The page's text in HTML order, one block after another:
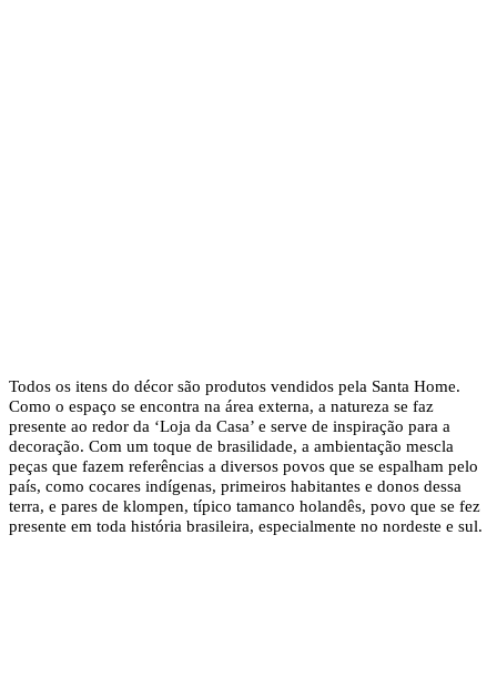
Todos os itens do décor são produtos vendidos pela Santa Home.
Como o espaço se encontra na área externa, a natureza se faz
presente ao redor da ‘Loja da Casa’ e serve de inspiração para a
decoração. Com um toque de brasilidade, a ambientação mescla
peças que fazem referências a diversos povos que se espalham pelo
país, como cocares indígenas, primeiros habitantes e donos dessa
terra, e pares de klompen, típico tamanco holandês, povo que se fez
presente em toda história brasileira, especialmente no nordeste e sul.